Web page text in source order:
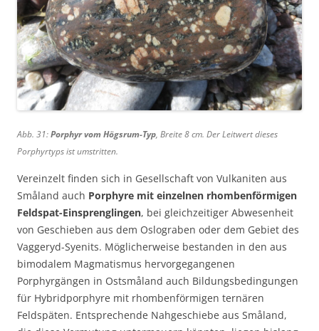
Abb. 31:Porphyr vom Högsrum-Typ, Breite 8 cm. Der Leitwert dieses
Porphyrtyps ist umstritten.
Vereinzelt finden sich in Gesellschaft von Vulkaniten aus
Småland auch Porphyre mit einzelnen rhombenförmigen
Feldspat-Einsprenglingen, bei gleichzeitiger Abwesenheit
von Geschieben aus dem Oslograben oder dem Gebiet des
Vaggeryd-Syenits. Möglicherweise bestanden in den aus
bimodalem Magmatismus hervorgegangenen
Porphyrgängen in Ostsmåland auch Bildungsbedingungen
für Hybridporphyre mit rhombenförmigen ternären
Feldspäten. Entsprechende Nahgeschiebe aus Småland,